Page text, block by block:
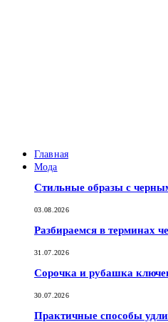
Главная
Мода
Стильные образы с
03.08.2026
Разбираемся в терминах
31.07.2026
Сорочка и рубашка
30.07.2026
Практичные способы